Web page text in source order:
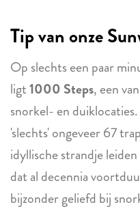
Tip van onze
Op slechts een paar
ligt1000 Steps, een
snorkel- en
'slechts' ongeveer 67
idyllische strandje
dat al decennia
bijzonder geliefd bij